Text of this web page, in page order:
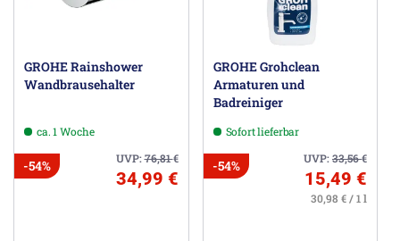
GROHE Rainshower
Wandbrausehalter
ca. 1 Woche
UVP:76,81€
-54%
34,99 €
GROHE Grohclean
Armaturen und
Badreiniger
Sofort lieferbar
UVP:33,56€
-54%
15,49 €
30,98 € / 1 l